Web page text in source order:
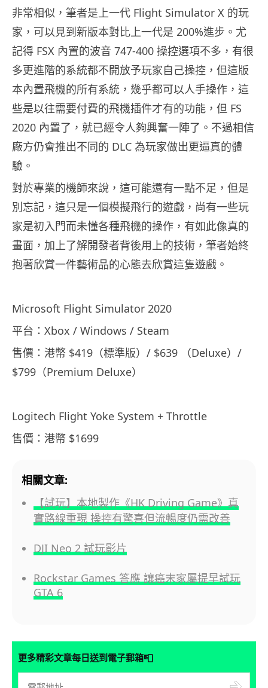
非常相似，筆者是上一代 Flight Simulator X 的玩
家，可以見到新版本對比上一代是 200%進步。尤
記得 FSX 內置的波音 747-400 操控選項不多，有很
多更進階的系統都不開放予玩家自己操控，但這版
本內置飛機的所有系統，幾乎都可以人手操作，這
些是以往需要付費的飛機插件才有的功能，但 FS
2020 內置了，就已經令人夠興奮一陣了。不過相信
廠方仍會推出不同的 DLC 為玩家做出更逼真的體
驗。
對於專業的機師來說，這可能還有一點不足，但是
別忘記，這只是一個模擬飛行的遊戲，尚有一些玩
家是初入門而未懂各種飛機的操作，有如此像真的
畫面，加上了解開發者背後用上的技術，筆者始終
抱著欣賞一件藝術品的心態去欣賞這隻遊戲。
Microsoft Flight Simulator 2020
平台：Xbox / Windows / Steam
售價：港幣 $419（標準版）/ $639 （Deluxe）/
$799（Premium Deluxe）
Logitech Flight Yoke System + Throttle
售價：港幣 $1699
相關文章:
【試玩】本地製作《HK Driving Game》真
實路線重現 操控有驚喜但流暢度仍需改善
DJI Neo 2 試玩影片
Rockstar Games 答應 讓癌末家屬提早試玩
GTA 6
更多精彩文章每日送到電子郵箱📮